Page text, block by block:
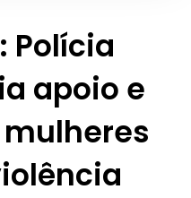
Polícia
apoio e